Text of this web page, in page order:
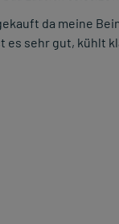
da meine
es sehr gut, kühlt